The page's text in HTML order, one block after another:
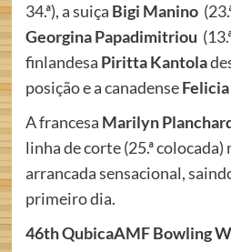
34.ª), a suiça Bigi Manino
Georgina Papadimitriou
finlandesa Piritta Kantola
posição e a canadense
A francesa Marilyn
linha de corte (25.ª colocada)
arrancada sensacional,
primeiro dia.
46th QubicaAMF Bowling